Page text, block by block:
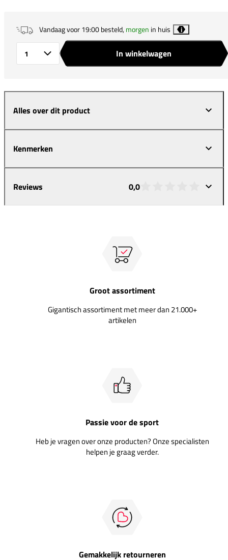
Vandaag voor 19:00 besteld,morgen in huis i
In winkelwagen
Alles over dit product
Kenmerken
Reviews 0,0
Groot assortiment
Gigantisch assortiment met meer dan 21.000+
artikelen
Passie voor de sport
Heb je vragen over onze producten? Onze specialisten
helpen je graag verder.
Gemakkelijk retourneren